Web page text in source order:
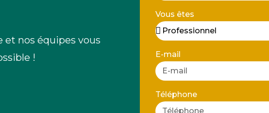
et nos équipes vous
!
Vous êtes
E-mail
Téléphone